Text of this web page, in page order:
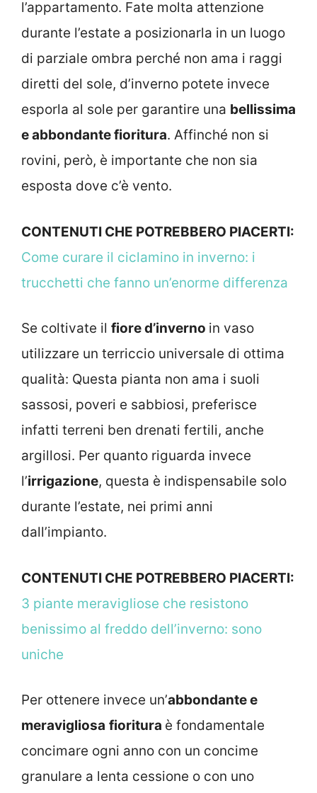
l’appartamento. Fate molta attenzione
durante l’estate a posizionarla in un luogo
di parziale ombra perché non ama i raggi
diretti del sole, d’inverno potete invece
esporla al sole per garantire una bellissima
e abbondante fioritura. Affinché non si
rovini, però, è importante che non sia
esposta dove c’è vento.
CONTENUTI CHE POTREBBERO PIACERTI:
Come curare il ciclamino in inverno: i
trucchetti che fanno un’enorme differenza
Se coltivate il fiore d’inverno in vaso
utilizzare un terriccio universale di ottima
qualità: Questa pianta non ama i suoli
sassosi, poveri e sabbiosi, preferisce
infatti terreni ben drenati fertili, anche
argillosi. Per quanto riguarda invece
l’irrigazione, questa è indispensabile solo
durante l’estate, nei primi anni
dall’impianto.
CONTENUTI CHE POTREBBERO PIACERTI:
3 piante meravigliose che resistono
benissimo al freddo dell’inverno: sono
uniche
Per ottenere invece un’abbondante e
meravigliosa fioritura è fondamentale
concimare ogni anno con un concime
granulare a lenta cessione o con uno